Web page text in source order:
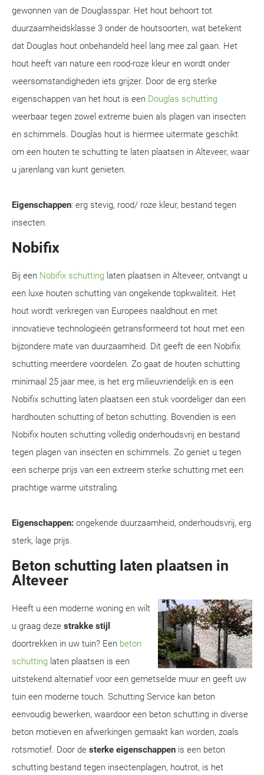
gewonnen van de Douglasspar. Het hout behoort tot
duurzaamheidsklasse 3 onder de houtsoorten, wat betekent
dat Douglas hout onbehandeld heel lang mee zal gaan. Het
hout heeft van nature een rood-roze kleur en wordt onder
weersomstandigheden iets grijzer. Door de erg sterke
eigenschappen van het hout is een Douglas schutting
weerbaar tegen zowel extreme buien als plagen van insecten
en schimmels. Douglas hout is hiermee uitermate geschikt
om een houten te schutting te laten plaatsen in Alteveer, waar
u jarenlang van kunt genieten.
Eigenschappen: erg stevig, rood/ roze kleur, bestand tegen
insecten.
Nobifix
Bij een Nobifix schutting laten plaatsen in Alteveer, ontvangt u
een luxe houten schutting van ongekende topkwaliteit. Het
hout wordt verkregen van Europees naaldhout en met
innovatieve technologieën getransformeerd tot hout met een
bijzondere mate van duurzaamheid. Dit geeft de een Nobifix
schutting meerdere voordelen. Zo gaat de houten schutting
minimaal 25 jaar mee, is het erg milieuvriendelijk en is een
Nobifix schutting laten plaatsen een stuk voordeliger dan een
hardhouten schutting of beton schutting. Bovendien is een
Nobifix houten schutting volledig onderhoudsvrij en bestand
tegen plagen van insecten en schimmels. Zo geniet u tegen
een scherpe prijs van een extreem sterke schutting met een
prachtige warme uitstraling.
Eigenschappen: ongekende duurzaamheid, onderhoudsvrij, erg
sterk, lage prijs.
Beton schutting laten plaatsen in
Alteveer
Heeft u een moderne woning en wilt
u graag deze strakke stijl
doortrekken in uw tuin? Een beton
schutting laten plaatsen is een
uitstekend alternatief voor een gemetselde muur en geeft uw
tuin een moderne touch. Schutting Service kan beton
eenvoudig bewerken, waardoor een beton schutting in diverse
beton motieven en afwerkingen gemaakt kan worden, zoals
rotsmotief. Door de sterke eigenschappen is een beton
schutting bestand tegen insectenplagen, houtrot, is het